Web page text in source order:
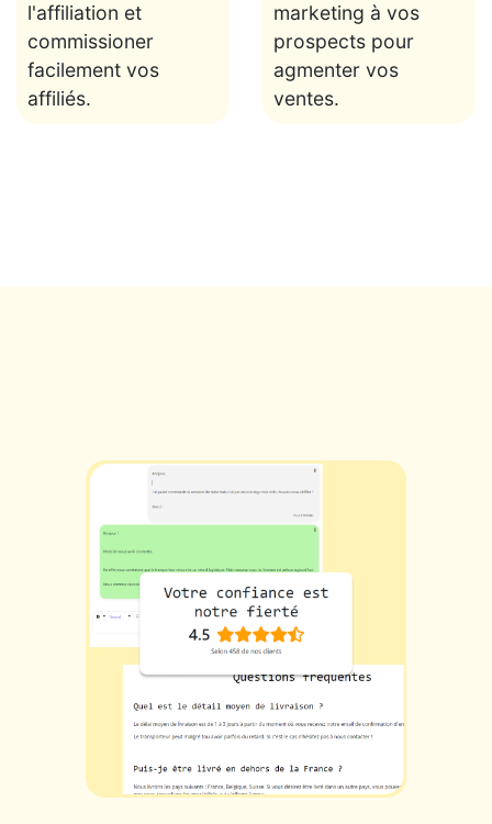
l'affiliation et
commissioner
facilement vos
affiliés.
marketing à vos
prospects pour
agmenter vos
ventes.